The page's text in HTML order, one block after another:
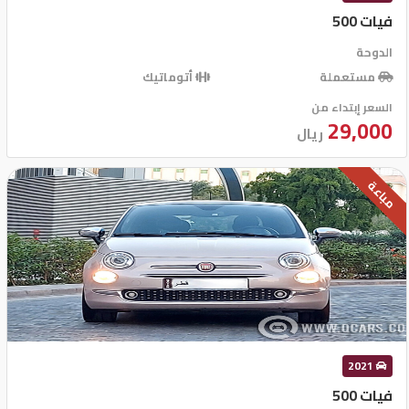
تسجيل
الدخول
English
مستثمري
السيارات
المعارض
الماركات
مطلوب
فيات 500
الدوحة
مستعملة
أتوماتيك
السعر إبتداء من
29,000 ريال
مباعة
2021
فيات 500